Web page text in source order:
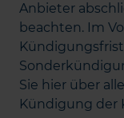
Anbieter
beachten. Im
Sie hier über
Kündigung der